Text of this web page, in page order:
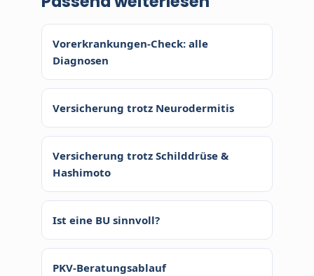
kostenlos. Ihre Beiträge bleiben
identisch zum Direktabschluss, da
die Courtage der Versicherer zahlt.
Unsere Berater arbeiten auf
Festgehalt.
Vorerkrankungen-Check: alle
Diagnosen
Versicherung trotz Neurodermitis
Versicherung trotz Schilddrüse &
Hashimoto
Ist eine BU sinnvoll?
PKV-Beratungsablauf